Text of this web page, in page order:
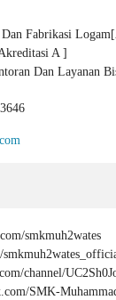
Dan Fabrikasi
A ]
Dan Layanan
smkmuh2wates
channel/
SMK-